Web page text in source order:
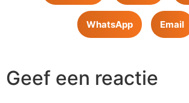
WhatsApp Email
Geef een reactie